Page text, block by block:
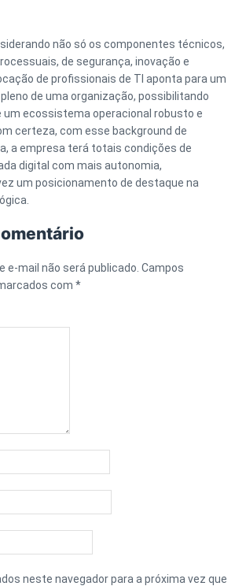
não só os componentes técnicos,
de segurança, inovação e
de profissionais de TI aponta para um
de uma organização, possibilitando
um ecossistema operacional robusto e
certeza, com esse background de
a empresa terá totais condições de
digital com mais autonomia,
um posicionamento de destaque na
e-mail não será publicado. Campos
com*
neste navegador para a próxima vez que